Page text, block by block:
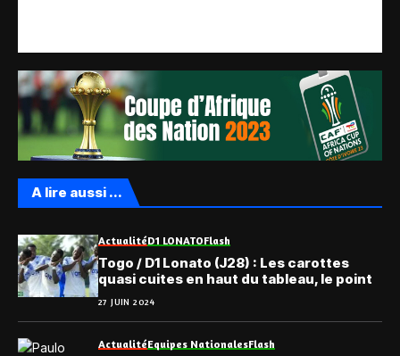
A lire aussi ...
ActualitéD1 LONATOFlash
Togo / D1 Lonato (J28) : Les carottes
quasi cuites en haut du tableau, le point
27 JUIN 2024
ActualitéEquipes NationalesFlash